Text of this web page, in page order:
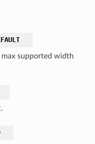
supported width